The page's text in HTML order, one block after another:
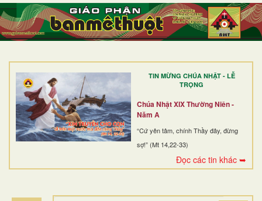
TIN MỪNG CHÚA NHẬT - LỄ
TRỌNG
Chúa Nhật XIX Thường Niên -
Năm A
“Cứ yên tâm, chính Thầy đây, đừng
sợ!” (Mt 14,22-33)
Đọc các tin khác ➥
TRANG NHẤT
GIỚI THIỆU
DÒNG TU
BAN MỤC VỤ
ĐOÀN THỂ CG
ĐIỂM HÀNH HƯƠNG